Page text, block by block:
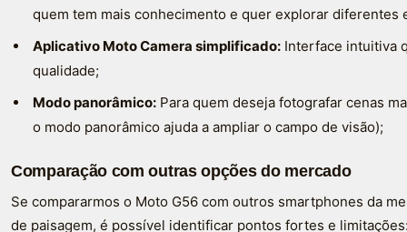
quem tem mais conhecimento e quer explorar diferentes
Aplicativo Moto Camera simplificado: Interface intuitiva
qualidade;
Modo panorâmico: Para quem deseja fotografar cenas
o modo panorâmico ajuda a ampliar o campo de visão);
Comparação com outras opções do mercado
Se compararmos o Moto G56 com outros smartphones da
de paisagem, é possível identificar pontos fortes e